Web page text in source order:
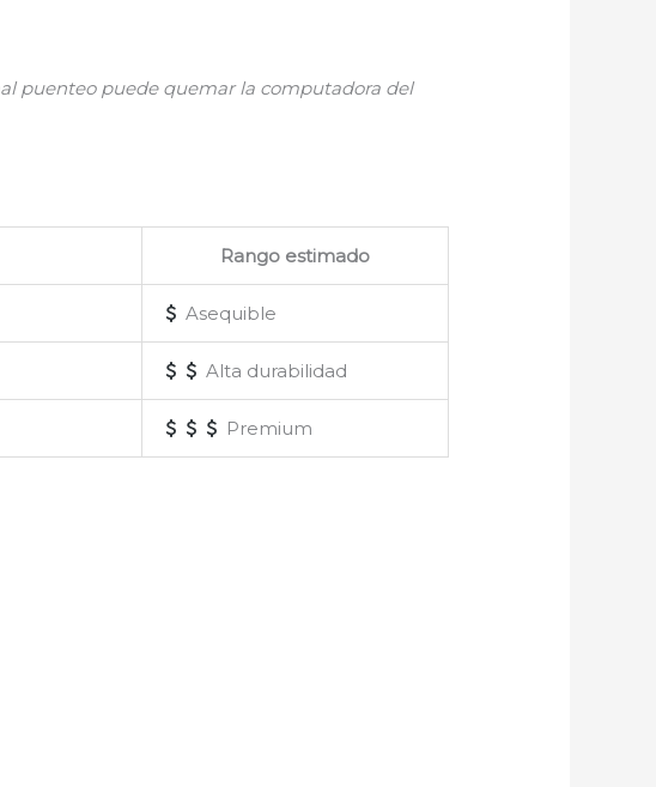
puenteo puede quemar la computadora del
Rango estimado
Asequible
Alta durabilidad
Premium